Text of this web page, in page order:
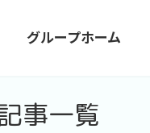
グループホーム
事一覧